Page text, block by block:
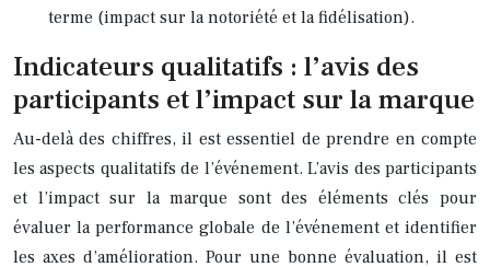
terme (impact sur la notoriété et la fidélisation).
Indicateurs qualitatifs : l’avis des
participants et l’impact sur la marque
Au-delà des chiffres, il est essentiel de prendre en compte
les aspects qualitatifs de l’événement. L’avis des participants
et l’impact sur la marque sont des éléments clés pour
évaluer la performance globale de l’événement et identifier
les axes d’amélioration. Pour une bonne évaluation, il est